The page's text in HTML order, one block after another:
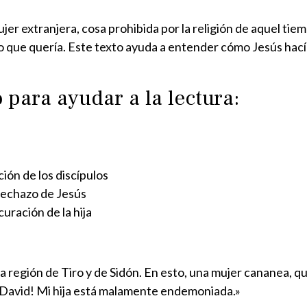
extranjera, cosa prohibida por la religión de aquel
quería. Este texto ayuda a entender cómo Jesús
ayudar a la lectura:
de los discípulos
de Jesús
de la hija
región de Tiro y de Sidón. En esto, una mujer cananea,
Mi hija está malamente endemoniada.»